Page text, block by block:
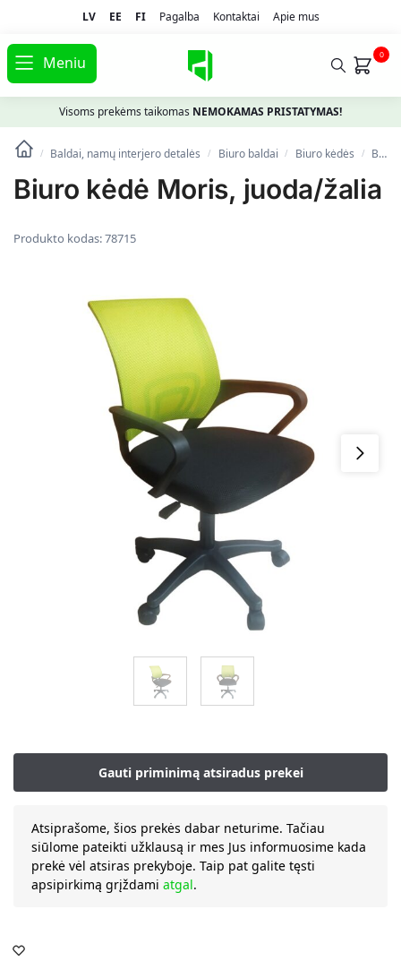
LV EE FI Pagalba Kontaktai Apie mus
Meniu 0
Visoms prekėms taikomas NEMOKAMAS PRISTATYMAS!
/ Baldai, namų interjero detalės / Biuro baldai / Biuro kėdės / Biuro kėdė Moris, juoda/žalia
Biuro kėdė Moris, juoda/žalia
Produkto kodas:78715
Atsiprašome, šios prekės dabar neturime. Tačiau
siūlome pateikti užklausą ir mes Jus informuosime kada
prekė vėl atsiras prekyboje. Taip pat galite tęsti
apsipirkimą grįždami atgal.